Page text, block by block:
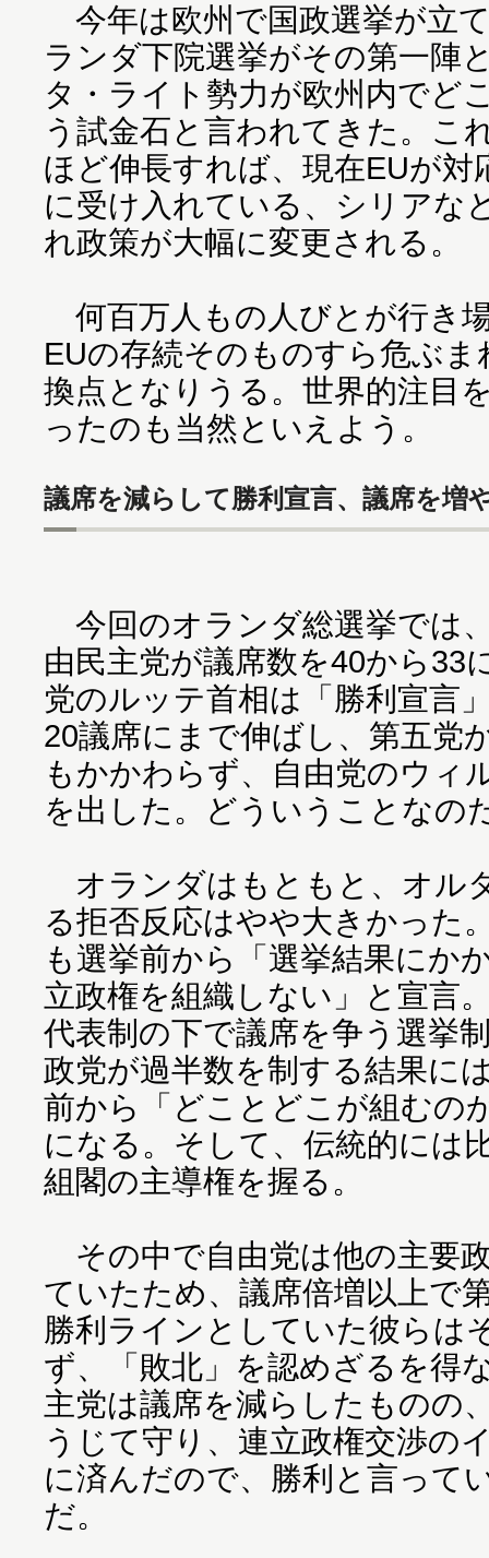
今年は欧州で国政選挙が立
ランダ下院選挙がその第一陣
タ・ライト勢力が欧州内でど
う試金石と言われてきた。こ
ほど伸長すれば、現在EUが対
に受け入れている、シリアな
れ政策が大幅に変更される。
何百万人もの人びとが行き
EUの存続そのものすら危ぶ
換点となりうる。世界的注目
ったのも当然といえよう。
議席を減らして勝利宣言、議席を増
今回のオランダ総選挙では
由民主党が議席数を40から33
党のルッテ首相は「勝利宣言
20議席にまで伸ばし、第五党
もかかわらず、自由党のウィ
を出した。どういうことなの
オランダはもともと、オル
る拒否反応はやや大きかった
も選挙前から「選挙結果にか
立政権を組織しない」と宣言
代表制の下で議席を争う選挙
政党が過半数を制する結果に
前から「どことどこが組むの
になる。そして、伝統的には
組閣の主導権を握る。
その中で自由党は他の主要
ていたため、議席倍増以上で
勝利ラインとしていた彼らは
ず、「敗北」を認めざるを得
主党は議席を減らしたものの
うじて守り、連立政権交渉の
に済んだので、勝利と言って
だ。